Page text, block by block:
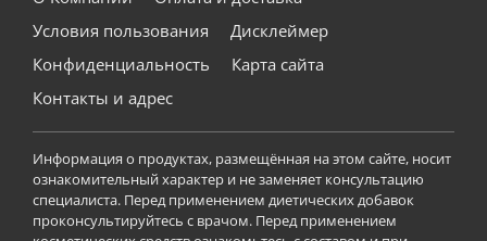
Условия пользования
Дисклеймер
Конфиденциальность
Карта сайта
Контакты и адрес
Информация о продуктах, размещённая на этом сайте, носит
ознакомительный характер и не заменяет консультацию
специалиста. Перед применением диетических добавок
проконсультируйтесь с врачом. Перед применением